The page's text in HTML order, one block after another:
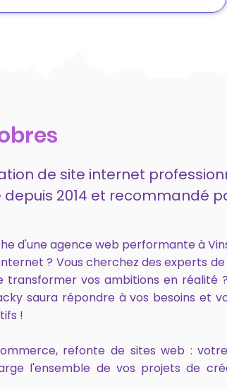
de site internet
depuis 2014 et recommandé
d'une agence web performante à
? Vous cherchez des experts
transformer vos ambitions en réalité
saura répondre à vos besoins et
!
refonte de sites web :
l'ensemble de vos projets de